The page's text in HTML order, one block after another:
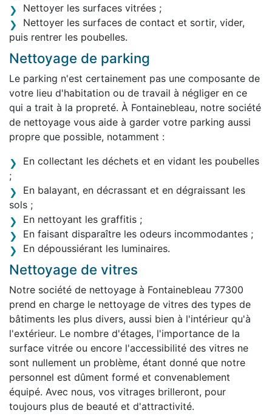
Nettoyer les surfaces vitrées ;
Nettoyer les surfaces de contact et sortir, vider,
puis rentrer les poubelles.
Nettoyage de parking
Le parking n'est certainement pas une composante de
votre lieu d'habitation ou de travail à négliger en ce
qui a trait à la propreté. À Fontainebleau, notre société
de nettoyage vous aide à garder votre parking aussi
propre que possible, notamment :
En collectant les déchets et en vidant les poubelles
;
En balayant, en décrassant et en dégraissant les
sols ;
En nettoyant les graffitis ;
En faisant disparaître les odeurs incommodantes ;
En dépoussiérant les luminaires.
Nettoyage de vitres
Notre société de nettoyage à Fontainebleau 77300
prend en charge le nettoyage de vitres des types de
bâtiments les plus divers, aussi bien à l'intérieur qu'à
l'extérieur. Le nombre d'étages, l'importance de la
surface vitrée ou encore l'accessibilité des vitres ne
sont nullement un problème, étant donné que notre
personnel est dûment formé et convenablement
équipé. Avec nous, vos vitrages brilleront, pour
toujours plus de beauté et d'attractivité.